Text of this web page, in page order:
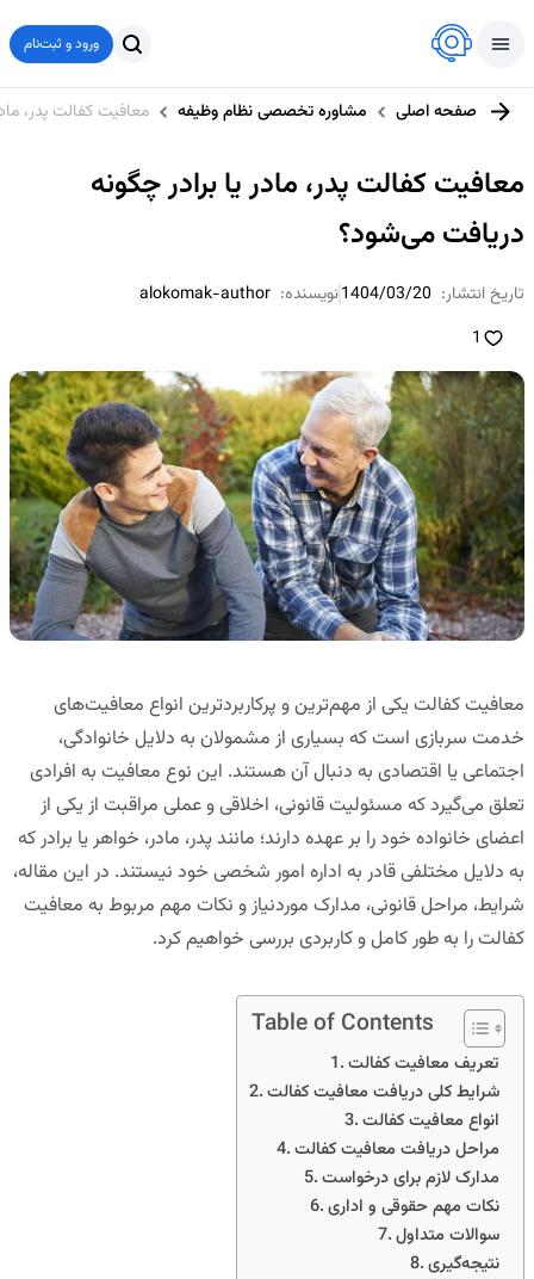
ورود و ثبت‌نام
صفحه اصلی مشاوره تخصصی نظام وظیفه معافیت کفالت پدر،
معافیت کفالت پدر، مادر یا برادر چگونه
دریافت می‌شود؟
تاریخ انتشار: 1404/03/20نویسنده: alokomak-author
1
معافیت کفالت یکی از مهم‌ترین و پرکاربردترین انواع معافیت‌های
خدمت سربازی است که بسیاری از مشمولان به دلایل خانوادگی،
اجتماعی یا اقتصادی به دنبال آن هستند. این نوع معافیت به افرادی
تعلق می‌گیرد که مسئولیت قانونی، اخلاقی و عملی مراقبت از یکی از
اعضای خانواده خود را بر عهده دارند؛ مانند پدر، مادر، خواهر یا برادر که
به دلایل مختلفی قادر به اداره امور شخصی خود نیستند. در این مقاله،
شرایط، مراحل قانونی، مدارک موردنیاز و نکات مهم مربوط به معافیت
کفالت را به طور کامل و کاربردی بررسی خواهیم کرد.
Table of Contents
تعریف معافیت کفالت
شرایط کلی دریافت معافیت کفالت
انواع معافیت کفالت
مراحل دریافت معافیت کفالت
مدارک لازم برای درخواست
نکات مهم حقوقی و اداری
سوالات متداول
نتیجه‌گیری